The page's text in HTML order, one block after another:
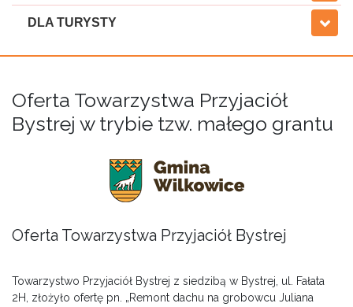
DLA TURYSTY
Oferta Towarzystwa Przyjaciół
Bystrej w trybie tzw. małego grantu
Oferta Towarzystwa Przyjaciół Bystrej
Towarzystwo Przyjaciół Bystrej z siedzibą w Bystrej, ul. Fałata
2H, złożyło ofertę pn. „Remont dachu na grobowcu Juliana